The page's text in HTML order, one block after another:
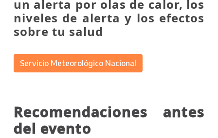
un alerta por olas de calor, los
niveles de alerta y los efectos
sobre tu salud
Servicio Meteorológico Nacional
Recomendaciones antes
del evento